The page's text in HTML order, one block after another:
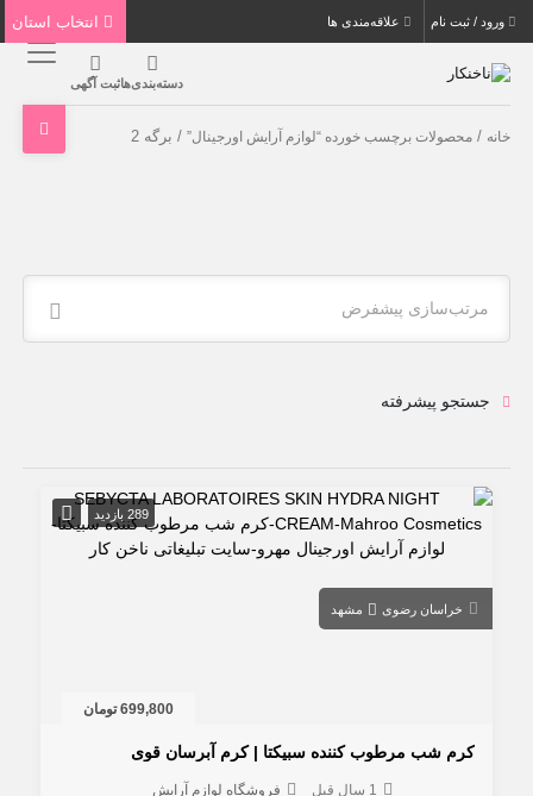
ورود / ثبت نام علاقه‌مندی ها
دسته‌بندی‌هاثبت آگهی
خانه /محصولات برچسب خورده “لوازم آرایش اورجینال” / برگه 2
مرتب‌سازی پیشفرض
جستجو پیشرفته
289 بازدید
خراسان رضوی مشهد
699,800 تومان
کرم شب مرطوب کننده سبیکتا | کرم آبرسان قوی
1 سال قبل فروشگاه لوازم آرایش